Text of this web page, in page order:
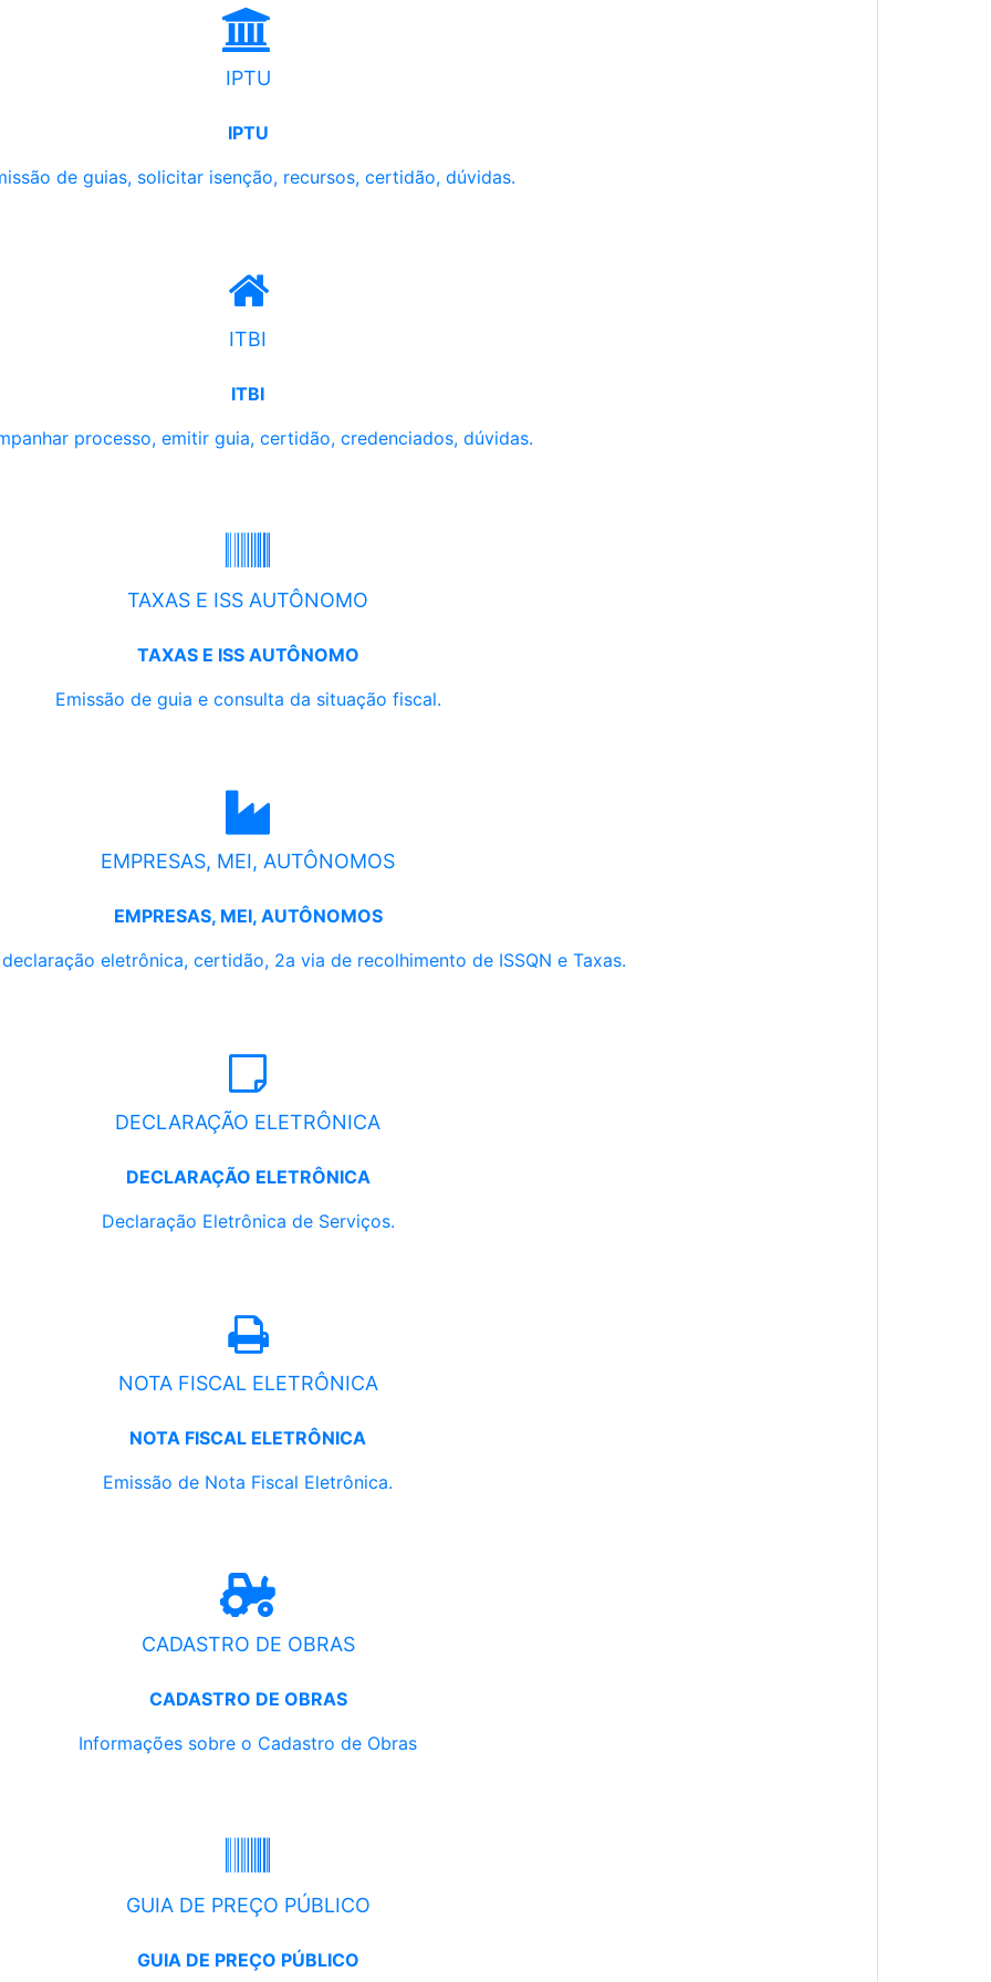
IPTU
IPTU
de guias, solicitar isenção, recursos, certidão, dúvidas.
ITBI
ITBI
processo, emitir guia, certidão, credenciados, dúvidas.
TAXAS E ISS AUTÔNOMO
TAXAS E ISS AUTÔNOMO
Emissão de guia e consulta da situação fiscal.
EMPRESAS, MEI, AUTÔNOMOS
EMPRESAS, MEI, AUTÔNOMOS
eletrônica, certidão, 2a via de recolhimento de ISSQN e Taxas.
DECLARAÇÃO ELETRÔNICA
DECLARAÇÃO ELETRÔNICA
Declaração Eletrônica de Serviços.
NOTA FISCAL ELETRÔNICA
NOTA FISCAL ELETRÔNICA
Emissão de Nota Fiscal Eletrônica.
CADASTRO DE OBRAS
CADASTRO DE OBRAS
Informações sobre o Cadastro de Obras
GUIA DE PREÇO PÚBLICO
GUIA DE PREÇO PÚBLICO